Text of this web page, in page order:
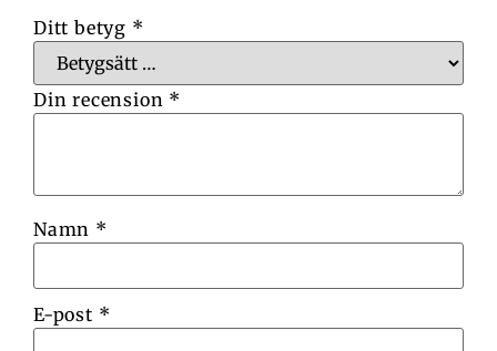
Ditt betyg *
Din recension *
Namn *
E-post *